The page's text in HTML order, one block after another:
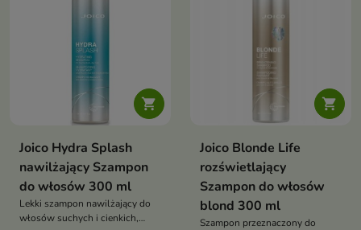

Joico Hydra Splash
nawilżający Szampon
do włosów 300 ml
Lekki szampon nawilżający do
włosów suchych i cienkich,

Joico Blonde Life
rozświetlający
Szampon do włosów
blond 300 ml
Szampon przeznaczony do